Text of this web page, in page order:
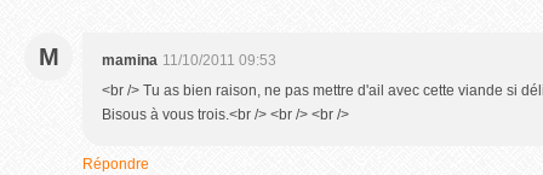
M mamina 11/10/2011 09:53
<br /> Tu as bien raison, ne pas mettre d'ail avec cette viande si
Bisous à vous trois.<br /> <br /> <br />
Répondre